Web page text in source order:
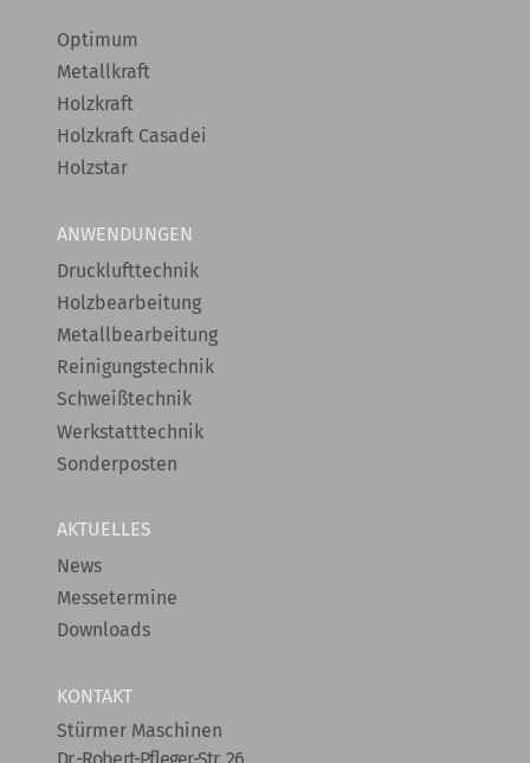
Optimum
Metallkraft
Holzkraft
Holzkraft Casadei
Holzstar
ANWENDUNGEN
Drucklufttechnik
Holzbearbeitung
Metallbearbeitung
Reinigungstechnik
Schweißtechnik
Werkstatttechnik
Sonderposten
AKTUELLES
News
Messetermine
Downloads
KONTAKT
Stürmer Maschinen